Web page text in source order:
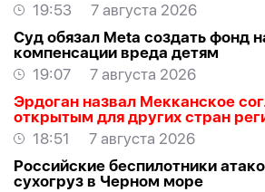
19:53
7 августа 2026
Суд обязал Meta создать фонд
компенсации вреда детям
19:07
7 августа 2026
Эрдоган назвал Мекканское
открытым для других стран
18:51
7 августа 2026
Российские беспилотники
сухогруз в Черном море